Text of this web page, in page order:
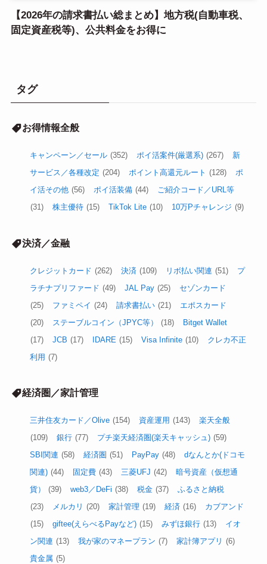
【2026年の請求書払い総まとめ】地方税(自動車税、
固定資産税等)、公共料金をお得に
タグ
お得情報全般
キャンペーン／セール (352) ポイ活案件(厳選系) (267)
新
サービス／各種改定 (204) ポイント高還元ルート (128)
ポ
イ活その他 (56) ポイ活装備 (44)
ご紹介コード／URL等
(31)
株主優待 (15) TikTok Lite (10) 10万Pチャレンジ (9)
決済／金融
クレジットカード (262) 決済 (109) リボ払い関連 (51)
プ
ラチナプリファード (49) JAL Pay (25)
セゾンカード
(25)
ファミペイ (24) 請求書払い (21)
エポスカード
(20)
ステーブルコイン（JPYC等） (18)
Bitget Wallet
(17)
JCB (17) IDARE (15) Visa Infinite (10)
クレカ不正
利用 (7)
経済圏／家計管理
三井住友カード／Olive (154) 資産運用 (143)
楽天全般
(109)
銀行 (77) プチ楽天経済圏(楽天キャッシュ) (59)
SBI関連 (58) 経済圏 (51) PayPay (48)
dなんとか(ドコモ
関連) (44) 固定費 (43) 三菱UFJ (42)
暗号資産（仮想通
貨）
(39) web3／DeFi (38) 税金 (37)
ふるさと納税
(23)
メルカリ (20) 家計管理 (19) 経済 (16)
カブアンド
(15)
giftee(えらべるPayなど) (15) みずほ銀行 (13)
イオ
ン関連 (13) 我が家のマネープラン (7) 家計簿アプリ (6)
貴金属 (5)